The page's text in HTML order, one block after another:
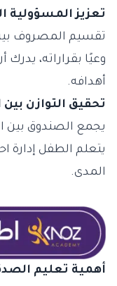
تعزيز
تقسيم المصروف
وعيًا بقراراته، يدرك
أهدافه.
تحقيق التوازن
يجمع الصندوق بين
يتعلم الطفل إدارة
المدى.
أهمية تعليم